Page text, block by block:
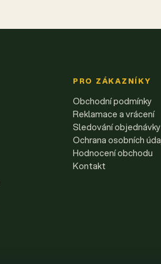
PRO ZÁKAZNÍKY
Obchodní podmínky
Reklamace a vrácení
Sledování objednávky
Ochrana osobních
Hodnocení obchodu
Kontakt